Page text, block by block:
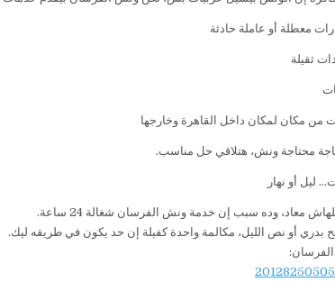
معطلة أو عاملة حادثة
ثقيلة
من مكان لمكان داخل القاهرة وخارجها
محتاجة ونش، هتلاقي حل مناسب.
ليل أو نهار
معاد، وده سبب إن خدمة ونش الفرسان شغالة 24 ساعة.
بدري أو نص الليل، مكالمة واحدة كفيلة إن حد يكون في طريقه ليك.